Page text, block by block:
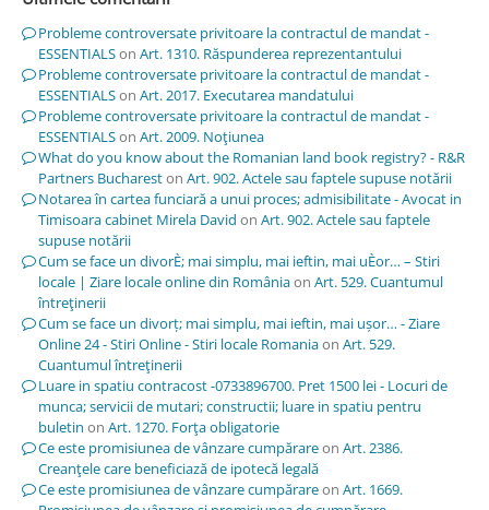
Probleme controversate privitoare la contractul de mandat -
ESSENTIALSon Art. 1310. Răspunderea reprezentantului
Probleme controversate privitoare la contractul de mandat -
ESSENTIALSon Art. 2017. Executarea mandatului
Probleme controversate privitoare la contractul de mandat -
ESSENTIALSon Art. 2009. Noţiunea
What do you know about the Romanian land book registry? - R&R
Partners Buchareston Art. 902. Actele sau faptele supuse notării
Notarea în cartea funciară a unui proces; admisibilitate - Avocat in
Timisoara cabinet Mirela David on Art. 902. Actele sau faptele
supuse notării
Cum se face un divorÈ; mai simplu, mai ieftin, mai uÈor… – Stiri
locale | Ziare locale online din Româniaon Art. 529. Cuantumul
întreţinerii
Cum se face un divorț; mai simplu, mai ieftin, mai ușor… - Ziare
Online 24 - Stiri Online - Stiri locale Romaniaon Art. 529.
Cuantumul întreţinerii
Luare in spatiu contracost -0733896700. Pret 1500 lei - Locuri de
munca; servicii de mutari; constructii; luare in spatiu pentru
buletin on Art. 1270. Forţa obligatorie
Ce este promisiunea de vânzare cumpărareon Art. 2386.
Creanţele care beneficiază de ipotecă legală
Ce este promisiunea de vânzare cumpărareon Art. 1669.